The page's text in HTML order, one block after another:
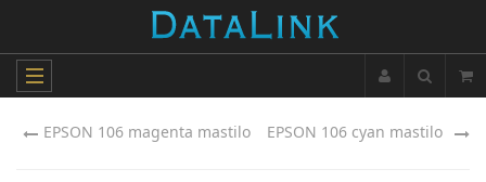
EPSON 106 magenta mastilo EPSON 106 cyan mastilo